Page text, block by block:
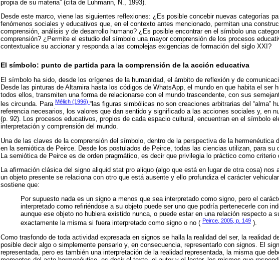
propia de su materia” (cita de Luhmann, N., 1993).
Desde este marco, viene las siguientes reflexiones: ¿Es posible concebir nuevas categorías
fenómenos sociales y educativos que, en el contexto antes mencionado, permitan una
comprensión, análisis y de desarrollo humano? ¿Es posible encontrar en el símbolo una
comprensión? ¿Permite el estudio del símbolo una mayor comprensión de los procesos
contextualice su accionar y responda a las complejas exigencias de formación del siglo XXI?
El símbolo: punto de partida para la comprensión de la acción educativa
El símbolo ha sido, desde los orígenes de la humanidad, el ámbito de reflexión y de
Desde las pinturas de Altamira hasta los códigos de WhatsApp, el mundo en que habita el ser
todos ellos, transmiten una forma de relacionarse con el mundo trascendente, con sus
les circunda. Para Mélich (1996) “las figuras simbólicas no son creaciones arbitrarias del “alma”
referencia necesarios, los valores que dan sentido y significado a las acciones sociales y, en
(p. 92). Los procesos educativos, propios de cada espacio cultural, encuentran en el símbolo
interpretación y comprensión del mundo.
Una de las claves de la comprensión del símbolo, dentro de la perspectiva de la hermenéutica
en la semiótica de Peirce. Desde los postulados de Peirce, todas las ciencias utilizan, para su
La semiótica de Peirce es de orden pragmático, es decir que privilegia lo práctico como criterio
La afirmación clásica del signo aliquid stat pro aliquo (algo que está en lugar de otra cosa) nos
un objeto presente se relaciona con otro que está ausente y ello profundiza el carácter
sostiene que:
Por supuesto nada es un signo a menos que sea interpretado como signo, pero el
interpretado como refiriéndose a su objeto puede ser uno que podría pertenecerle con
aunque ese objeto no hubiera existido nunca, o puede estar en una relación respecto a
exactamente la misma si fuera interpretado como signo o no ( Peirce, 2005, p. 149 ).
Como trasfondo de toda actividad expresada en signos se halla la realidad del ser, la realidad
posible decir algo o simplemente pensarlo y, en consecuencia, representarlo con signos. El
representada, pero es también una interpretación de la realidad representada, la misma que